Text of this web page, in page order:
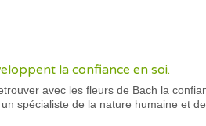
la confiance en soi.
avec les fleurs de Bach la
spécialiste de la nature humaine et